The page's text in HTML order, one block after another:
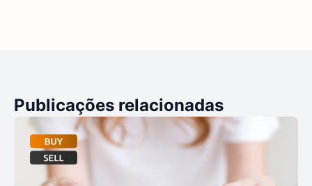
Publicações relacionadas